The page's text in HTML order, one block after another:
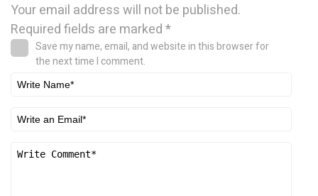
Your email address will not be published.
Required fields are marked*
Save my name, email, and website in this browser for
the next time I comment.